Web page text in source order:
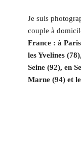
Je suis
couple à
France : à
les Yvelines
Seine (92), en
Marne (94) et